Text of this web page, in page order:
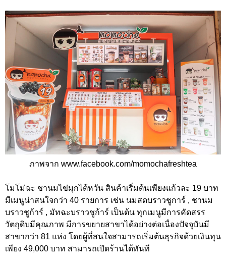
ภาพจาก www.facebook.com/momochafreshtea
โมโม่ฉะ ชานมไข่มุกไต้หวัน สินค้าเริ่มต้นเพียงแก้วละ 19 บาท
มีเมนูน่าสนใจกว่า 40 รายการ เช่น นมสดบราวชูการ์ , ชานม
บราวชูก้าร์ , มัทฉะบราวชูก้าร์ เป็นต้น ทุกเมนูมีการคัดสรร
วัตถุดิบมีคุณภาพ มีการขยายสาขาได้อย่างต่อเนื่องปัจจุบันมี
สาขากว่า 81 แห่ง โดยผู้ที่สนใจสามารถเริ่มต้นธุรกิจด้วยเงินทุน
เพียง 49,000 บาท สามารถเปิดร้านได้ทันที